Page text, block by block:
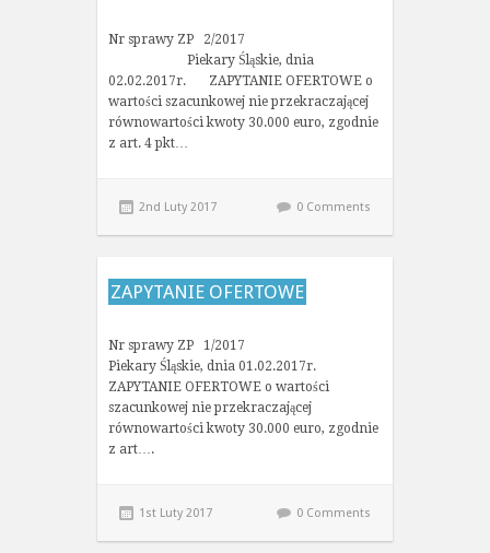
Nr sprawy ZP 2/2017
Piekary Śląskie, dnia
02.02.2017r. ZAPYTANIE OFERTOWE o
wartości szacunkowej nie przekraczającej
równowartości kwoty 30.000 euro, zgodnie
z art. 4 pkt…
2nd Luty 2017 0 Comments
ZAPYTANIE OFERTOWE
Nr sprawy ZP 1/2017
Piekary Śląskie, dnia 01.02.2017r.
ZAPYTANIE OFERTOWE o wartości
szacunkowej nie przekraczającej
równowartości kwoty 30.000 euro, zgodnie
z art….
1st Luty 2017 0 Comments